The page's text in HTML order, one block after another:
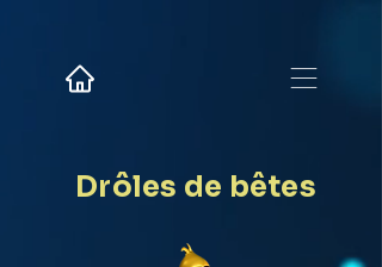
Drôles de bêtes